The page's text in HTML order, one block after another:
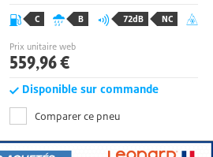
Prix unitaire web
559,96 €
Disponible sur commande